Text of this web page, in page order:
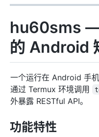
hu60sms
的 Android
一个运行在 Android 手
通过 Termux 环境调用
外暴露 RESTful API。
功能特性